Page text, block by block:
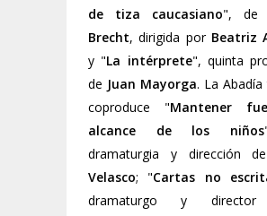
de tiza caucasiano", de
Brecht, dirigida por Beatriz
y "La intérprete", quinta
de Juan Mayorga. La
coproduce "Mantener
alcance de los niños
dramaturgia y dirección
Velasco; "Cartas no
dramaturgo y